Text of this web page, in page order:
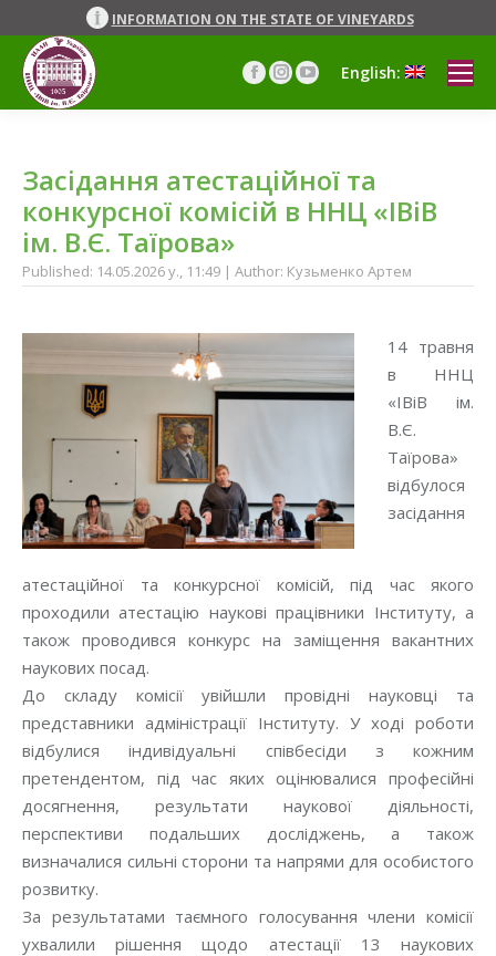
INFORMATION ON THE STATE OF VINEYARDS
Facebook
page
new
window
Instagram
page
new
window
YouTube
page
new
window
English:
Засідання атестаційної та
конкурсної комісій в ННЦ «ІВіВ
ім. В.Є. Таїрова»
Published: 14.05.2026 y., 11:49 | Author: Кузьменко Артем
14 травня
в ННЦ
«ІВіВ ім.
В.Є.
Таїрова»
відбулося
засідання
атестаційної та конкурсної комісій, під час якого
проходили атестацію наукові працівники Інституту, а
також проводився конкурс на заміщення вакантних
наукових посад.
До складу комісії увійшли провідні науковці та
представники адміністрації Інституту. У ході роботи
відбулися індивідуальні співбесіди з кожним
претендентом, під час яких оцінювалися професійні
досягнення, результати наукової діяльності,
перспективи подальших досліджень, а також
визначалися сильні сторони та напрями для особистого
розвитку.
За результатами таємного голосування члени комісії
ухвалили рішення щодо атестації 13 наукових